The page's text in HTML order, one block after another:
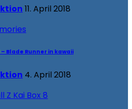
11. April 2018
Blade Runner in kawaii
4. April 2018